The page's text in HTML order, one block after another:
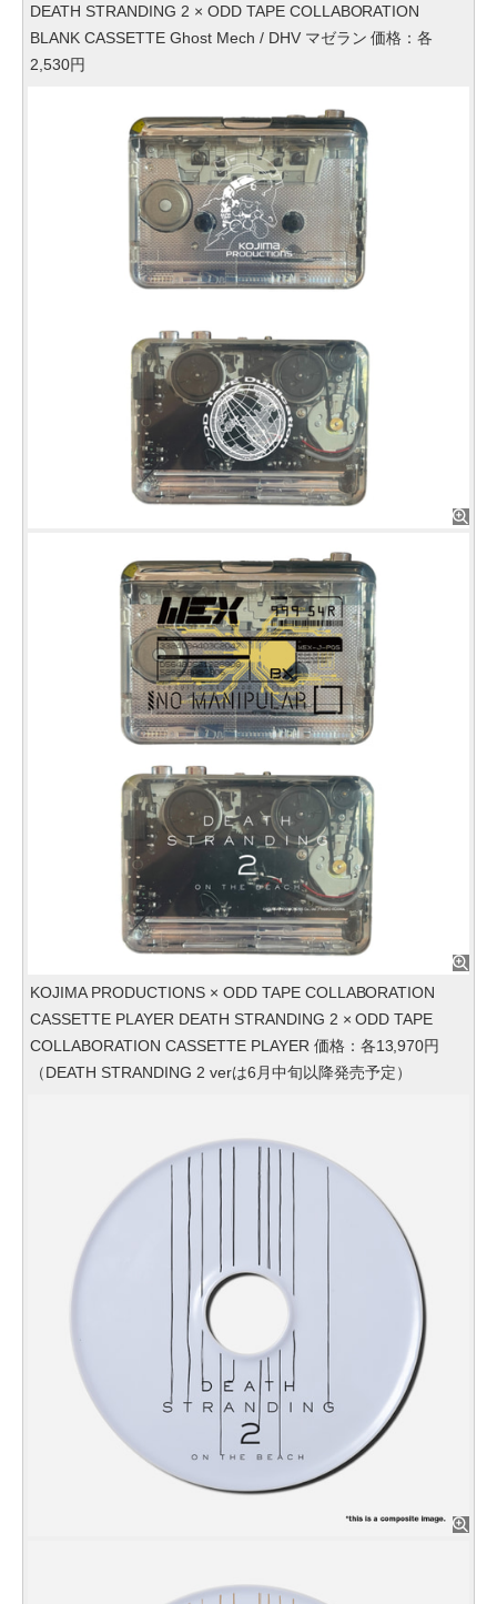
DEATH STRANDING 2 × ODD TAPE COLLABORATION
BLANK CASSETTE Ghost Mech / DHV マゼラン 価格：各
2,530円
KOJIMA PRODUCTIONS × ODD TAPE COLLABORATION
CASSETTE PLAYER DEATH STRANDING 2 × ODD TAPE
COLLABORATION CASSETTE PLAYER 価格：各13,970円
（DEATH STRANDING 2 verは6月中旬以降発売予定）